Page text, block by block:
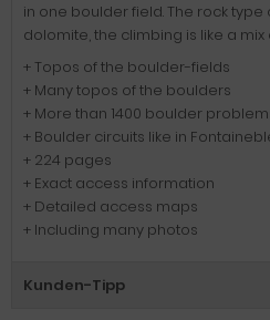
in one boulder field. The rock
dolomite, the climbing is like a
+ Topos of the boulder-fields
+ Many topos of the boulders
+ More than 1400 boulder
+ Boulder circuits like in
+ 224 pages
+ Exact access information
+ Detailed access maps
+ Including many photos
Kunden-Tipp